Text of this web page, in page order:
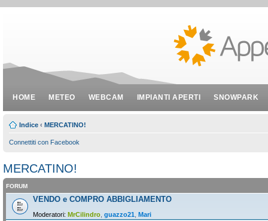
HOME METEO WEBCAM IMPIANTI APERTI SNOWPARK
Indice ‹ MERCATINO!
Connettiti con Facebook
MERCATINO!
FORUM
VENDO e COMPRO ABBIGLIAMENTO
Moderatori: MrCilindro guazzo21 Mari